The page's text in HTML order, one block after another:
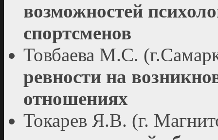
возможностей
спортсменов
Товбаева М.С.
ревности на
отношениях
Токарев Я.В. (г.